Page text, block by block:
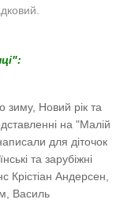
зиму, Новий рік та
на "Малій
для діточок
та зарубіжні
Крістіан Андерсен,
Василь